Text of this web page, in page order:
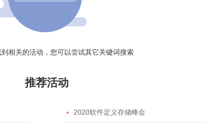
相关的活动，您可以尝试其它关键词搜索
推荐活动
 2020软件定义存储峰会